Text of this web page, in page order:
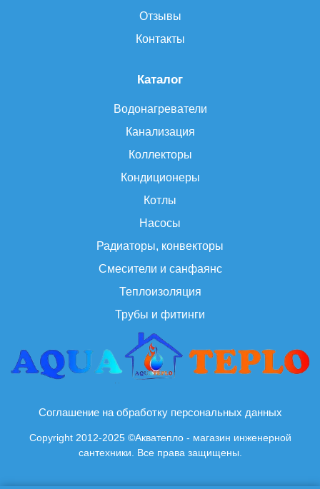
Каталог
Водонагреватели
Канализация
Коллекторы
Кондиционеры
Котлы
Насосы
Радиаторы, конвекторы
Смесители и санфаянс
Теплоизоляция
Трубы и фитинги
Отзывы
Контакты
Соглашение на обработку персональных данных
Copyright 2012-2025 ©Акватепло - магазин инженерной
сантехники. Все права защищены.